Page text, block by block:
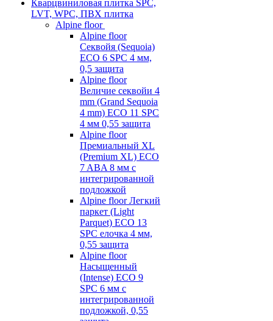
Кварцвиниловая плитка SPC,
LVT, WPC, ПВХ плитка
Alpine floor
Alpine floor
Секвойя (Sequoia)
ECO 6 SPC 4 мм,
0,5 защита
Alpine floor
Величие секвойи 4
mm (Grand Sequoia
4 mm) ECO 11 SPC
4 мм 0,55 защита
Alpine floor
Премиальный XL
(Premium XL) ECO
7 ABA 8 мм с
интегрированной
подложкой
Alpine floor Легкий
паркет (Light
Parquet) ECO 13
SPC елочка 4 мм,
0,55 защита
Alpine floor
Насыщенный
(Intense) ECO 9
SPC 6 мм с
интегрированной
подложкой, 0,55